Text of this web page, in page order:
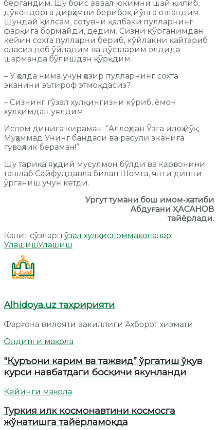
бергандим. Шу боис аввал юкимни шай қилиб,
дўкондорга дирҳамни берибоқ йўлга отландим.
Шундай қилсам, сотувчи қалбаки пулларнинг
фарқига бормайди, дедим. Сизни кўрганимдан
кейин сохта пулларни бериб, кўйлакни қайтариб
оласиз деб ўйладим ва дўстларим олдида
шарманда бўлишдан қўрқдим.
– У ҳолда нима учун ҳозир пулларнинг сохта
эканини эътироф этмоқдасиз?
– Сизнинг гўзал хулқингизни кўриб, ёмон
хулқимдан уялдим.
Ислом динига кираман: “Аллоҳдан Ўзга илоҳ йўқ,
Муҳаммад Унинг бандаси ва расули эканига
гувоҳлик бераман!”
Шу тариқа яҳудий мусулмон бўлди ва карвонини
ташлаб Сайфуддавла билан Шомга, янги динни
ўрганиш учун кетди.
Ургут тумани бош имом-хатиби
Абдуғани ҲАСАНОВ
тайёрлади.
Калит сўзлар: гўзал хулқисломмақолалар
УлашишУлашиш
Alhidoya.uz таҳририяти
Фарғона вилояти вакиллиги Ахборот хизмати
Олдинги мақола
“Қуръони карим ва тажвид” ўргатиш ўқув
курси навбатдаги босқичи якунланди
Кейинги мақола
Туркия илк космонавтини космосга
жўнатишга тайёрламоқда